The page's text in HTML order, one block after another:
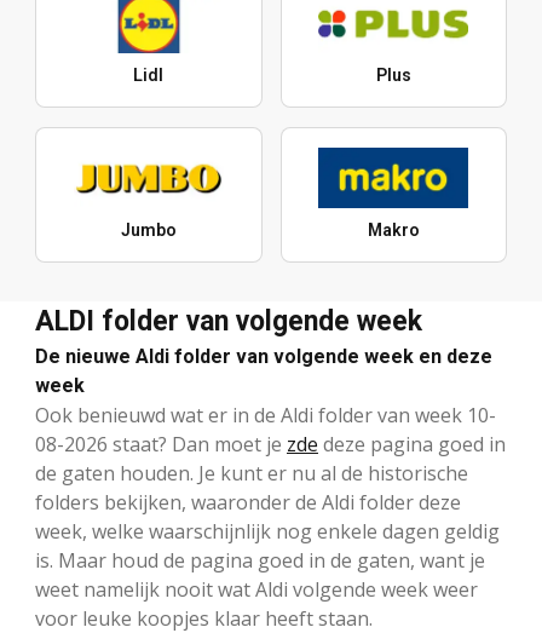
Lidl Plus
Jumbo Makro
ALDI folder van volgende week
De nieuwe Aldi folder van volgende week en deze
week
Ook benieuwd wat er in de Aldi folder van week 10-
08-2026 staat? Dan moet je zde deze pagina goed in
de gaten houden. Je kunt er nu al de historische
folders bekijken, waaronder de Aldi folder deze
week, welke waarschijnlijk nog enkele dagen geldig
is. Maar houd de pagina goed in de gaten, want je
weet namelijk nooit wat Aldi volgende week weer
voor leuke koopjes klaar heeft staan.